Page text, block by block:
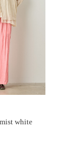
white